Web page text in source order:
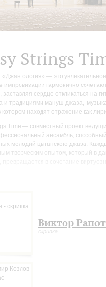
Strings
— это
импровизации гармонично
заставляя сердце откликаться на
и традициями мануш-джаза,
котором находят отражение как
Time — совместный проект
ансамбль,
мелодий цыганского джаза.
творческим опытом, который в
Виктор
скрипка